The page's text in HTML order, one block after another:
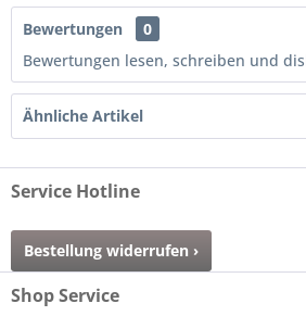
Bewertungen
0
Bewertungen lesen, schreiben und
Ähnliche Artikel
Service Hotline
Bestellung widerrufen ›
Shop Service